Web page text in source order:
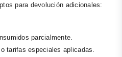
para devolución adicionales:
parcialmente.
tarifas especiales aplicadas.